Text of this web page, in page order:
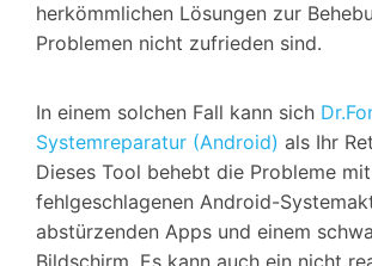
herkömmlichen Lösungen zur
Problemen nicht zufrieden sind.
In einem solchen Fall kann sich
Systemreparatur (Android) als Ihr
Dieses Tool behebt die Probleme mit
fehlgeschlagenen Android-
abstürzenden Apps und einem